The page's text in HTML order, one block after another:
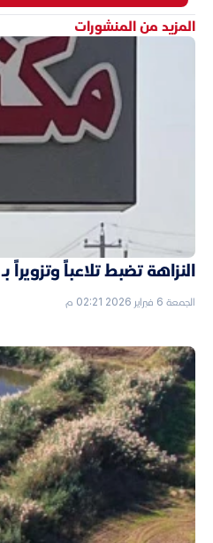
المزيد من المنشورات
النزاهة تضبط تلاعباً وتزويراً بـ 46 إضبارة في دائرة الحماية الاجتماعية بالأنبار
الجمعة 6 فبراير 2026 02:21 م